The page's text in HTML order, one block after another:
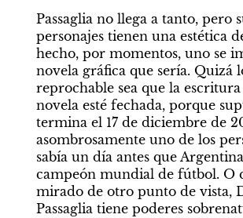
Passaglia no llega a tanto, pero
personajes tienen una estética
hecho, por momentos, uno se
novela gráfica que sería. Quizá
reprochable sea que la
novela esté fechada, porque
termina el 17 de diciembre de
asombrosamente uno de los
sabía un día antes que
campeón mundial de fútbol. O
mirado de otro punto de vista,
Passaglia tiene poderes